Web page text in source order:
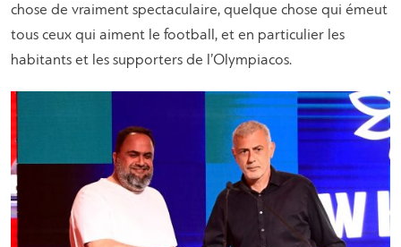
chose de vraiment spectaculaire, quelque chose qui émeut
tous ceux qui aiment le football, et en particulier les
habitants et les supporters de l’Olympiacos.